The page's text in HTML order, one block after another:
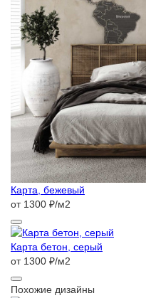
Карта, бежевый
от 1300 ₽/м2
Карта бетон, серый
от 1300 ₽/м2
Похожие дизайны